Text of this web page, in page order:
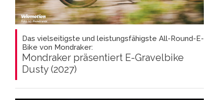
Das vielseitigste und leistungsfähigste All-Round-E-
Bike von Mondraker:
Mondraker präsentiert E-Gravelbike
Dusty (2027)